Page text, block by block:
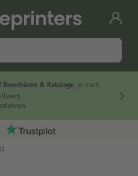
Broschüren & Kataloge, je nach